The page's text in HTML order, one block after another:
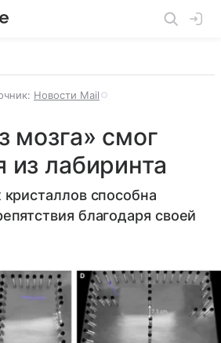
Новости Mail
мозга» смог
из лабиринта
способна
благодаря своей